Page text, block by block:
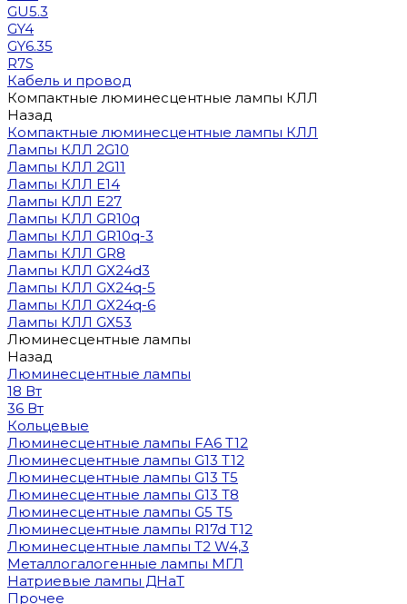
GU5.3
GY4
GY6.35
R7S
Кабель и провод
Компактные люминесцентные лампы КЛЛ
Назад
Компактные люминесцентные лампы КЛЛ
Лампы КЛЛ 2G10
Лампы КЛЛ 2G11
Лампы КЛЛ E14
Лампы КЛЛ E27
Лампы КЛЛ GR10q
Лампы КЛЛ GR10q-3
Лампы КЛЛ GR8
Лампы КЛЛ GX24d3
Лампы КЛЛ GX24q-5
Лампы КЛЛ GX24q-6
Лампы КЛЛ GX53
Люминесцентные лампы
Назад
Люминесцентные лампы
18 Вт
36 Вт
Кольцевые
Люминесцентные лампы FA6 T12
Люминесцентные лампы G13 T12
Люминесцентные лампы G13 T5
Люминесцентные лампы G13 T8
Люминесцентные лампы G5 T5
Люминесцентные лампы R17d T12
Люминесцентные лампы T2 W4,3
Металлогалогенные лампы МГЛ
Натриевые лампы ДНаТ
Прочее